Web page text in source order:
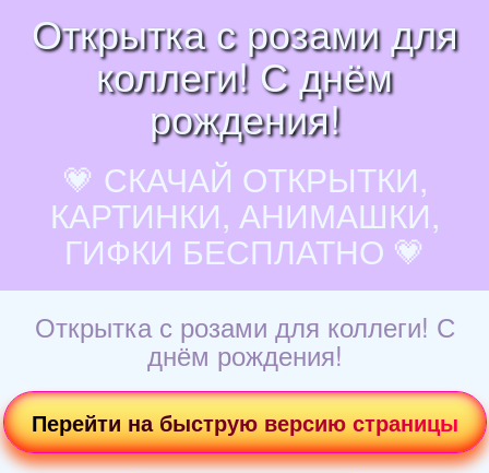
Открытка с розами для
коллеги! С днём
рождения!
💗 СКАЧАЙ ОТКРЫТКИ,
КАРТИНКИ, АНИМАШКИ,
ГИФКИ БЕСПЛАТНО 💗
Открытка с розами для коллеги! С
днём рождения!
Перейти на быструю версию страницы